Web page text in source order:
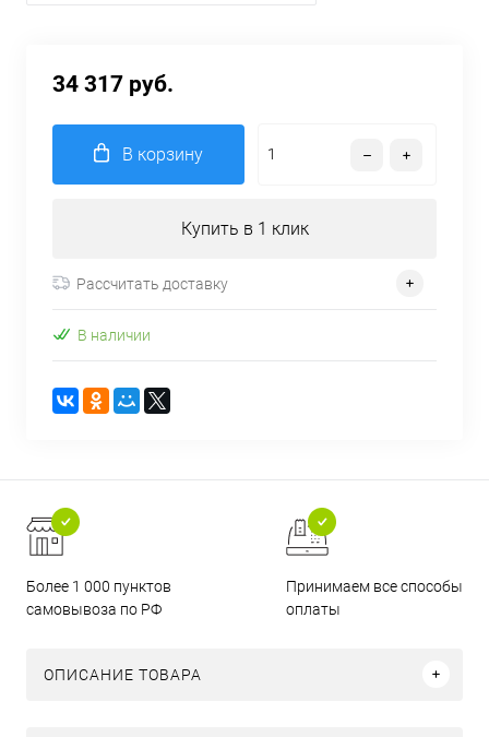
34 317 руб.
В корзину
Купить в 1 клик
Рассчитать доставку
В наличии
Более 1 000 пунктов
самовывоза по РФ
Принимаем все способы
оплаты
ОПИСАНИЕ ТОВАРА